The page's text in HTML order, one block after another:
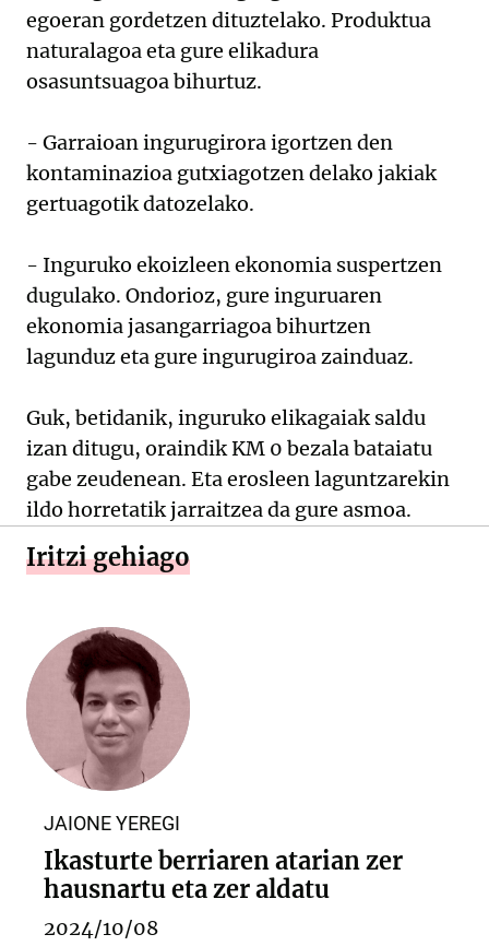
egoeran gordetzen dituztelako. Produktua
naturalagoa eta gure elikadura
osasuntsuagoa bihurtuz.
- Garraioan ingurugirora igortzen den
kontaminazioa gutxiagotzen delako jakiak
gertuagotik datozelako.
- Inguruko ekoizleen ekonomia suspertzen
dugulako. Ondorioz, gure inguruaren
ekonomia jasangarriagoa bihurtzen
lagunduz eta gure ingurugiroa zainduaz.
Guk, betidanik, inguruko elikagaiak saldu
izan ditugu, oraindik KM 0 bezala bataiatu
gabe zeudenean. Eta erosleen laguntzarekin
ildo horretatik jarraitzea da gure asmoa.
Iritzi gehiago
JAIONE YEREGI
Ikasturte berriaren atarian zer
hausnartu eta zer aldatu
2024/10/08